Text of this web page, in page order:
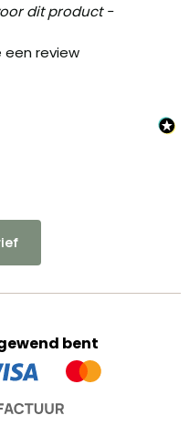
dit product -
een review
bent